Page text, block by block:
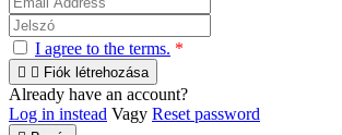
I agree to the terms. *
  Fiók létrehozása
Already have an account?
Log in instead Vagy Reset password